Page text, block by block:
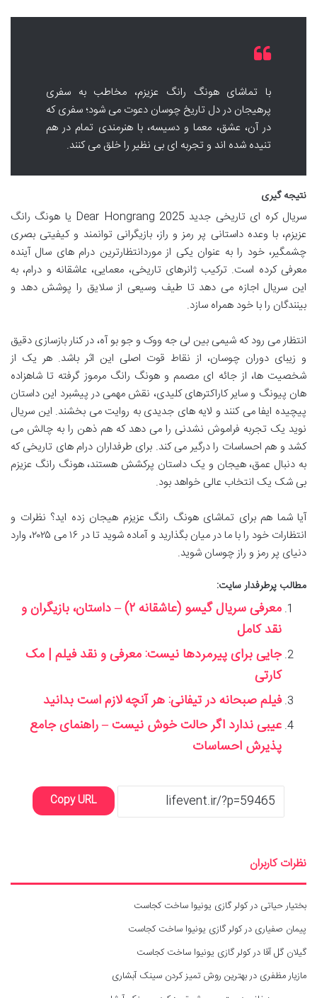
با تماشای هونگ رانگ عزیزم، مخاطب به سفری
پرهیجان در دل تاریخ چوسان دعوت می شود؛ سفری که
در آن، عشق، معما و دسیسه، با هنرمندی تمام در هم
تنیده شده اند و تجربه ای بی نظیر را خلق می کنند.
نتیجه گیری
سریال کره ای تاریخی جدید Dear Hongrang 2025 یا هونگ رانگ
عزیزم، با وعده داستانی پر رمز و راز، بازیگرانی توانمند و کیفیتی بصری
چشمگیر، خود را به عنوان یکی از موردانتظارترین درام های سال آینده
معرفی کرده است. ترکیب ژانرهای تاریخی، معمایی، عاشقانه و درام، به
این سریال اجازه می دهد تا طیف وسیعی از سلایق را پوشش دهد و
بینندگان را با خود همراه سازد.
انتظار می رود که شیمی بین لی جه ووک و جو بو آه، در کنار بازسازی دقیق
و زیبای دوران چوسان، از نقاط قوت اصلی این اثر باشد. هر یک از
شخصیت ها، از جائه ای مصمم و هونگ رانگ مرموز گرفته تا شاهزاده
هان پیونگ و سایر کاراکترهای کلیدی، نقش مهمی در پیشبرد این داستان
پیچیده ایفا می کنند و لایه های جدیدی به روایت می بخشند. این سریال
نوید یک تجربه فراموش نشدنی را می دهد که هم ذهن را به چالش می
کشد و هم احساسات را درگیر می کند. برای طرفداران درام های تاریخی که
به دنبال عمق، هیجان و یک داستان پرکشش هستند، هونگ رانگ عزیزم
بی شک یک انتخاب عالی خواهد بود.
آیا شما هم برای تماشای هونگ رانگ عزیزم هیجان زده اید؟ نظرات و
انتظارات خود را با ما در میان بگذارید و آماده شوید تا در ۱۶ می ۲۰۲۵، وارد
دنیای پر رمز و راز چوسان شوید.
مطالب پرطرفدار سایت:
معرفی سریال گیسو (عاشقانه ۲) – داستان، بازیگران و
نقد کامل
جایی برای پیرمردها نیست: معرفی و نقد فیلم | مک
کارتی
فیلم صبحانه در تیفانی: هر آنچه لازم است بدانید
عیبی ندارد اگر حالت خوش نیست – راهنمای جامع
پذیرش احساسات
Copy URL
نظرات کاربران
بختیار حیاتی درکولر گازی یونیوا ساخت کجاست
پیمان صفیاری درکولر گازی یونیوا ساخت کجاست
گیلان گل آقا درکولر گازی یونیوا ساخت کجاست
مازیار مظفری دربهترین روش تمیز کردن سینک آبشاری